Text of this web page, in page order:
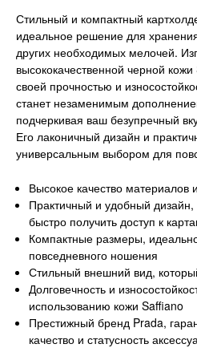
Стильный и компактный
идеальное решение для
других необходимых мелочей.
высококачественной черной
своей прочностью и
станет незаменимым
подчеркивая ваш безупречный
Его лаконичный дизайн и
универсальным выбором для
Высокое качество материалов
Практичный и удобный
быстро получить доступ к
Компактные размеры,
повседневного ношения
Стильный внешний вид,
Долговечность и
использованию кожи Saffiano
Престижный бренд Prada,
качество и статусность